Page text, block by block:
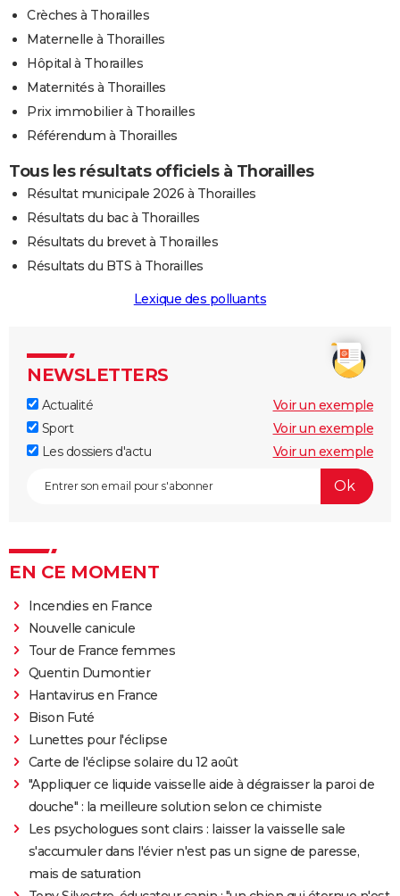
Crèches à Thorailles
Maternelle à Thorailles
Hôpital à Thorailles
Maternités à Thorailles
Prix immobilier à Thorailles
Référendum à Thorailles
Tous les résultats officiels à Thorailles
Résultat municipale 2026 à Thorailles
Résultats du bac à Thorailles
Résultats du brevet à Thorailles
Résultats du BTS à Thorailles
Lexique des polluants
NEWSLETTERS
Actualité
Voir un exemple
Sport
Voir un exemple
Les dossiers d'actu
Voir un exemple
EN CE MOMENT
Incendies en France
Nouvelle canicule
Tour de France femmes
Quentin Dumontier
Hantavirus en France
Bison Futé
Lunettes pour l'éclipse
Carte de l'éclipse solaire du 12 août
"Appliquer ce liquide vaisselle aide à dégraisser la paroi de
douche" : la meilleure solution selon ce chimiste
Les psychologues sont clairs : laisser la vaisselle sale
s'accumuler dans l'évier n'est pas un signe de paresse,
mais de saturation